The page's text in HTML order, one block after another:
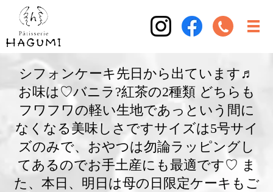
シフォンケーキ先日から出ています♬
お味は♡バニラ?紅茶の2種類 どちらも
フワフワの軽い生地であっという間に
なくなる美味しさですサイズは5号サイ
ズのみで、おやつは勿論ラッピングし
てあるのでお手土産にも最適です♡ ま
た、本日、明日は母の日限定ケーキもご